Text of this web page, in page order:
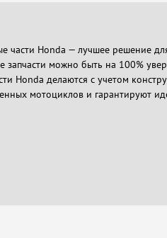
части Honda — лучшее решение
запчасти можно быть на 100%
Honda делаются с учетом
мотоциклов и гарантируют